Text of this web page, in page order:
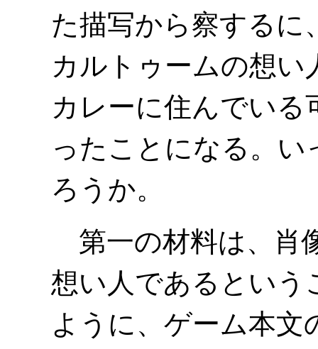
た描写から察するに
カルトゥームの想
カレーに住んでい
ったことになる。
ろうか。
第一の材料は、肖
想い人であるという
ように、ゲーム本文